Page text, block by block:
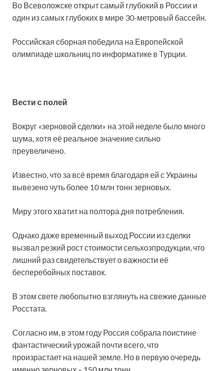
Во Всеволожске открыт самый глубокий в России и
один из самых глубоких в мире 30-метровый бассейн.
Российская сборная победила на Европейской
олимпиаде школьниц по информатике в Турции.
Вести с полей
Вокруг «зерновой сделки» на этой неделе было много
шума, хотя её реальное значение сильно
преувеличено.
Известно, что за всё время благодаря ей с Украины
вывезено чуть более 10 млн тонн зерновых.
Миру этого хватит на полтора дня потребления.
Однако даже временный выход России из сделки
вызвал резкий рост стоимости сельхозпродукции, что
лишний раз свидетельствует о важности её
бесперебойных поставок.
В этом свете любопытно взглянуть на свежие данные
Росстата.
Согласно им, в этом году Россия собрала поистине
фантастический урожай почти всего, что
произрастает на нашей земле. Но в первую очередь